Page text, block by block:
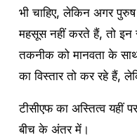
भी चाहिए, लेकिन अगर
महसूस नहीं करते हैं, तो
तकनीक को मानवता के
का विस्तार तो कर रहे हैं,
टीसीएफ का अस्तित्व यहीं
बीच के अंतर में।